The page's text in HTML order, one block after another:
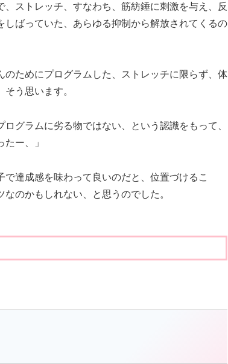
ストレッチ、すなわち、筋紡錘に刺激を与え、反
ばっていた、あらゆる抑制から解放されてくるの
ためにプログラムした、ストレッチに限らず、体
う思います。
グラムに劣る物ではない、という認識をもって、
ー、」
達成感を味わって良いのだと、位置づけるこ
のかもしれない、と思うのでした。